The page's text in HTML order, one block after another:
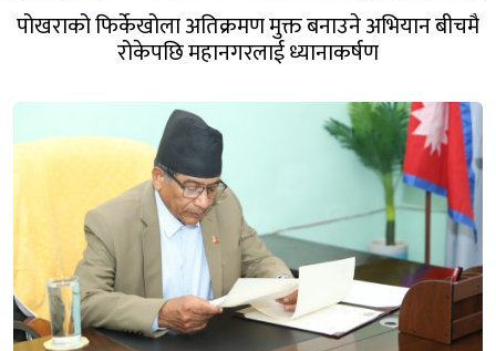
पोखराको फिर्केखोला अतिक्रमण मुक्त बनाउने अभियान बीचमै
रोकेपछि महानगरलाई ध्यानाकर्षण